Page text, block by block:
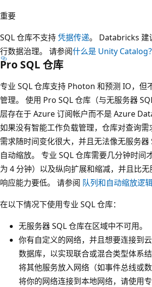
重要
SQL 仓库不支持凭据传递。 Databricks 建
行数据治理。 请参阅什么是 Unity Catalog？
Pro SQL 仓库
专业 SQL 仓库支持 Photon 和预测 IO，但
管理。 使用 Pro SQL 仓库（与无服务器
层存在于 Azure 订阅帐户而不是 Azure
如果没有智能工作负载管理，仓库对查询
需求随时间变化很大，并且无法像无服务器
自动缩放。 专业 SQL 仓库需要几分钟时间
为 4 分钟）以及纵向扩展和缩减，并且比无
响应能力要低。 请参阅 队列和自动缩放逻
在以下情况下使用专业 SQL 仓库：
无服务器 SQL 仓库在区域中不可用。
你有自定义的网络，并且想要连接到
数据库，以实现联合或混合类型体系
将其他服务放入网络（如事件总线或
将你的网络连接到本地网络，请使用专